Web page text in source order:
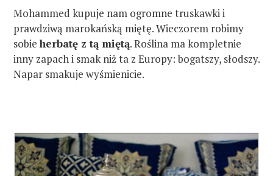
Mohammed kupuje nam ogromne truskawki i
prawdziwą marokańską miętę. Wieczorem robimy
sobieherbatę z tą miętą. Roślina ma kompletnie
inny zapach i smak niż ta z Europy: bogatszy, słodszy.
Napar smakuje wyśmienicie.